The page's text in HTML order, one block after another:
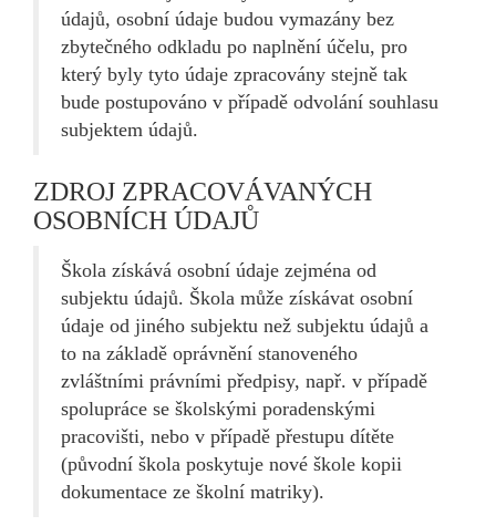
údajů, osobní údaje budou vymazány bez
zbytečného odkladu po naplnění účelu, pro
který byly tyto údaje zpracovány stejně tak
bude postupováno v případě odvolání souhlasu
subjektem údajů.
ZDROJ ZPRACOVÁVANÝCH
OSOBNÍCH ÚDAJŮ
Škola získává osobní údaje zejména od
subjektu údajů. Škola může získávat osobní
údaje od jiného subjektu než subjektu údajů a
to na základě oprávnění stanoveného
zvláštními právními předpisy, např. v případě
spolupráce se školskými poradenskými
pracovišti, nebo v případě přestupu dítěte
(původní škola poskytuje nové škole kopii
dokumentace ze školní matriky).